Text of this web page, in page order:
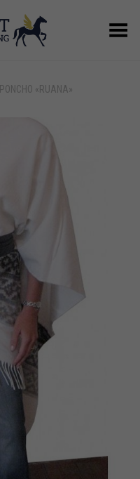
Menú
PONCHO «RUANA»